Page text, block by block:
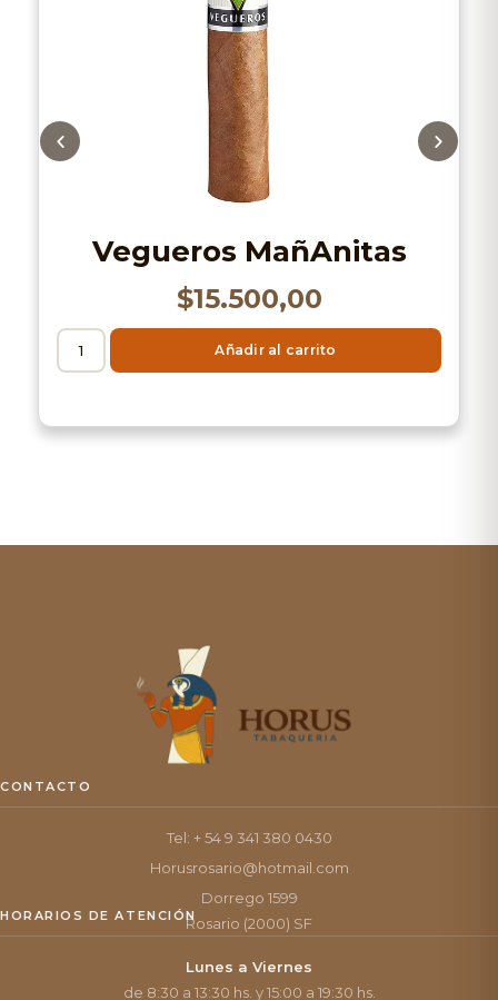
Vegueros MañAnitas
$15.500,00
Añadir al carrito
CONTACTO
Tel: + 54 9 341 380 0430
Horusrosario@hotmail.com
Dorrego 1599
Rosario (2000) SF
HORARIOS DE ATENCIÓN
Lunes a Viernes
de 8:30 a 13:30 hs. y 15:00 a 19:30 hs.